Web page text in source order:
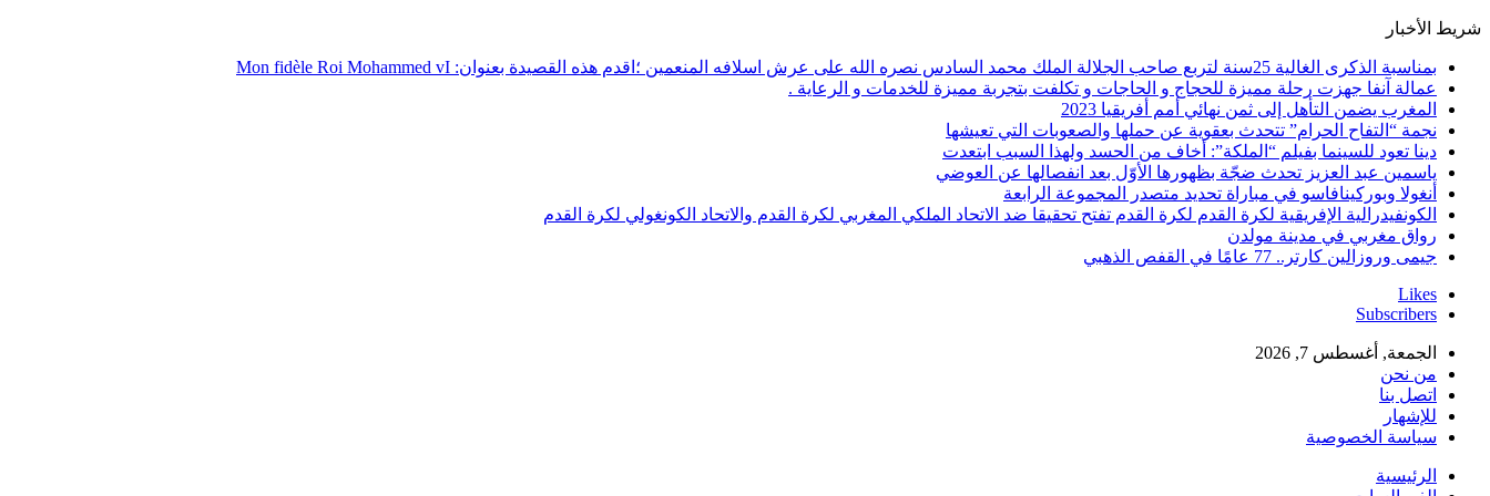
شريط الأخبار
بمناسبة الذكرى الغالية 25سنة لتربع صاحب الجلالة الملك محمد السادس نصره الله على عرش اسلافه المنعمين ؛اقدم هذه القصيدة بعنوان: Mon fidèle Roi Mohammed vI
عمالة آنفا جهزت رحلة مميزة للحجاج و الحاجات و تكلفت بتجربة مميزة للخدمات و الرعاية .
المغرب يضمن التأهل إلى ثمن نهائي أمم أفريقيا 2023
نجمة “التفاح الحرام” تتحدث بعقوية عن حملها والصعوبات التي تعيشها
دينا تعود للسينما بفيلم “الملكة”: أخاف من الحسد ولهذا السبب ابتعدت
ياسمين عبد العزيز تحدث ضجّة بظهورها الأوّل بعد انفصالها عن العوضي
أنغولا وبوركينافاسو في مباراة تحديد متصدر المجموعة الرابعة
الكونفيدرالية الإفريقية لكرة القدم لكرة القدم تفتح تحقيقا ضد الاتحاد الملكي المغربي لكرة القدم والاتحاد الكونغولي لكرة القدم
رواق مغربي في مدينة مولدن
جيمى وروزالين كارتر.. 77 عامًا في القفص الذهبي
Likes
Subscribers
الجمعة, أغسطس 7, 2026
من نحن
اتصل بنا
للإشهار
سياسة الخصوصية
الرئيسية